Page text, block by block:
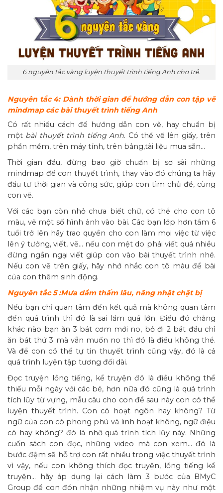
6 nguyên tắc vàng luyện thuyết trình tiếng Anh cho trẻ.
Nguyên tắc 4: Dành thời gian để hướng dẫn con tập vẽ
mindmap các bài thuyết trình tiếng Anh
Có rất nhiều cách để hướng dẫn con vẽ, hay chuẩn bị
một bài thuyết trình tiếng Anh. Có thể vẽ lên giấy, trên
phần mềm, trên máy tính, trên bảng,tài liệu mua sẵn…
Thời gian đầu, đừng bao giờ chuẩn bị sơ sài những
mindmap để con thuyết trình, thay vào đó chúng ta hãy
đầu tư thời gian và công sức, giúp con tìm chủ đề, cùng
con vẽ.
Với các bạn còn nhỏ chưa biết chữ, có thể cho con tô
màu, vẽ một số hình ảnh vào bài. Các bạn lớp hơn tầm 6
tuổi trở lên hãy trao quyền cho con làm mọi việc từ việc
lên ý tưởng, viết, vẽ… nếu con mệt do phải viết quá nhiều
đừng ngần ngại viết giúp con vào bài thuyết trình nhé.
Nếu con vẽ trên giấy, hãy nhớ nhắc con tô màu để bài
của con thêm sinh động.
Nguyên tắc 5 :Mưa dầm thấm lâu, năng nhặt chặt bị
Nếu bạn chỉ quan tâm đến kết quả mà không quan tâm
đến quá trình thì đó là sai lầm quá lớn. Điều đó chẳng
khác nào bạn ăn 3 bát cơm mới no, bỏ đi 2 bát đầu chỉ
ăn bát thứ 3 mà vẫn muốn no thì đó là điều không thể.
Và để con có thể tự tin thuyết trình cũng vậy, đó là cả
quá trình luyện tập tương đối dài.
Đọc truyện lồng tiếng, kể truyện đó là điều không thể
thiếu mỗi ngày với các bé, hơn nữa đó cũng là quá trình
tích lũy từ vựng, mẫu câu cho con để sau này con có thể
luyện thuyết trình. Con có hoạt ngôn hay không? Từ
ngữ của con có phong phú và linh hoạt không, ngữ điệu
có hay không? đó là nhờ quá trình tích lũy này. Những
cuốn sách con đọc, những video mà con xem… đó là
bước đệm sẽ hỗ trợ con rất nhiều trong việc thuyết trình
vì vậy, nếu con không thích đọc truyện, lồng tiếng kể
truyện… hãy áp dụng lại cách làm 3 bước của BMyC
Group để con đón nhận những nhiệm vụ này như một